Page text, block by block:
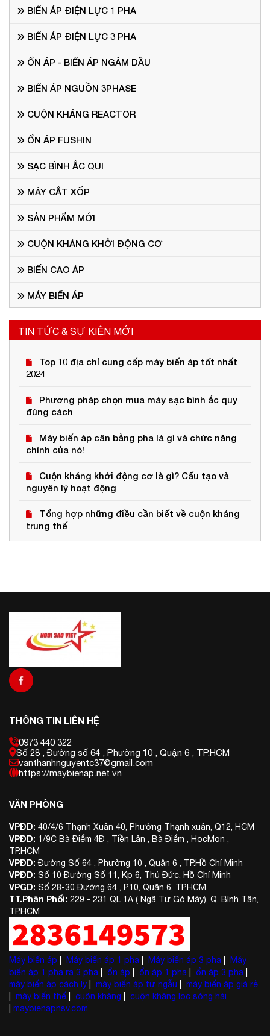
BIẾN ÁP ĐIỆN LỰC 1 PHA
BIẾN ÁP ĐIỆN LỰC 3 PHA
ỔN ÁP - BIẾN ÁP NGÂM DẦU
BIẾN ÁP NGUỒN 3PHASE
CUỘN KHÁNG REACTOR
ỔN ÁP FUSHIN
SẠC BÌNH ẮC QUI
MÁY CẮT XỐP
SẢN PHẨM MỚI
CUỘN KHÁNG KHỞI ĐỘNG CƠ
BIẾN CAO ÁP
MÁY BIẾN ÁP
TIN TỨC & SỰ KIỆN MỚI
Top 10 địa chỉ cung cấp máy biến áp tốt nhất
2024
Phương pháp chọn mua máy sạc bình ắc quy
đúng cách
Máy biến áp cân bằng pha là gì và chức năng
chính của nó!
Cuộn kháng khởi động cơ là gì? Cấu tạo và
nguyên lý hoạt động
Tổng hợp những điều cần biết về cuộn kháng
trung thế
THÔNG TIN LIÊN HỆ
0973 440 322
Số 28 , Đường số 64 , Phường 10 , Quận 6 , TP.HCM
vanthanhnguyentc37@gmail.com
https://maybienap.net.vn
VĂN PHÒNG
VPĐD: 40/4/6 Thạnh Xuân 40, Phường Thạnh xuân, Q12, HCM
VPĐD: 1/9C Bà Điểm 4Đ , Tiền Lân , Bà Điểm , HocMon ,
TP.HCM
VPĐD: Đường Số 64 , Phường 10 , Quận 6 , TP.Hồ Chí Minh
VPĐD: Số 10 Đường Số 11, Kp 6, Thủ Đức, Hồ Chí Minh
VPGD: Số 28-30 Đường 64 , P10, Quận 6, TP.HCM
TT.Phân Phối: 229 - 231 QL 1A ( Ngã Tư Gò Mây), Q. Bình Tân,
TP.HCM
Máy biến áp Máy biến áp 1 pha Máy biến áp 3 pha
Máy
biến áp 1 pha ra 3 pha
ổn áp ổn áp 1 pha ổn áp 3 pha
máy biến áp cách ly
máy biến áp tự ngẫu
máy biến áp giá rẻ
máy biến thế cuộn kháng
cuộn kháng lọc sóng hài
maybienapnsv.com